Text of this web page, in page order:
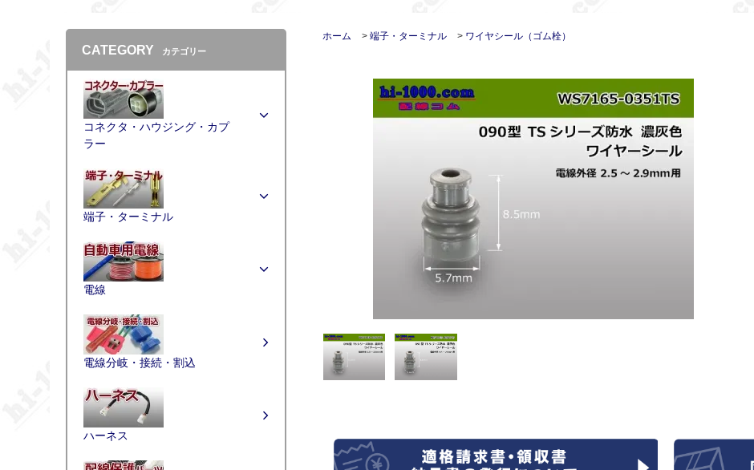
ホーム > 端子・ターミナル > ワイヤシール（ゴム栓）
CATEGORY カテゴリー
コネクタ・ハウジング・カプ
ラー
端子・ターミナル
電線
電線分岐・接続・割込
ハーネス